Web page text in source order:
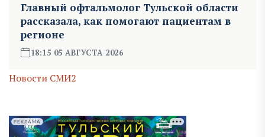
Главный офтальмолог Тульской области
рассказала, как помогают пациентам в
регионе
18:15 05 АВГУСТА 2026
Новости СМИ2
РЕКЛАМА